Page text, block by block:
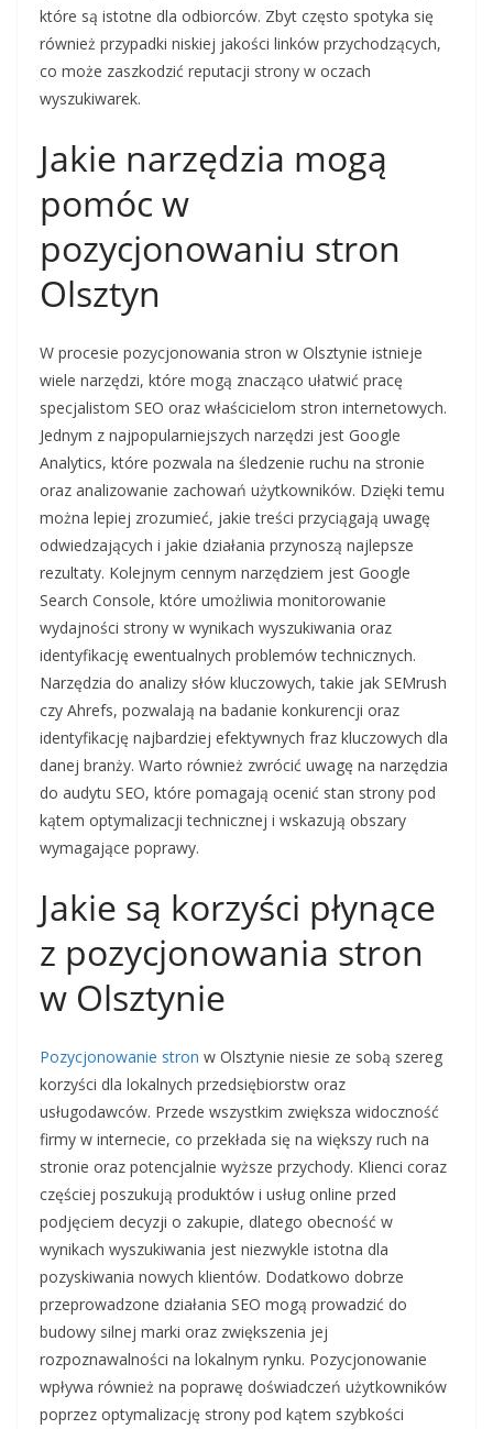
które są istotne dla odbiorców. Zbyt często spotyka się
również przypadki niskiej jakości linków przychodzących,
co może zaszkodzić reputacji strony w oczach
wyszukiwarek.
Jakie narzędzia mogą
pomóc w
pozycjonowaniu stron
Olsztyn
W procesie pozycjonowania stron w Olsztynie istnieje
wiele narzędzi, które mogą znacząco ułatwić pracę
specjalistom SEO oraz właścicielom stron internetowych.
Jednym z najpopularniejszych narzędzi jest Google
Analytics, które pozwala na śledzenie ruchu na stronie
oraz analizowanie zachowań użytkowników. Dzięki temu
można lepiej zrozumieć, jakie treści przyciągają uwagę
odwiedzających i jakie działania przynoszą najlepsze
rezultaty. Kolejnym cennym narzędziem jest Google
Search Console, które umożliwia monitorowanie
wydajności strony w wynikach wyszukiwania oraz
identyfikację ewentualnych problemów technicznych.
Narzędzia do analizy słów kluczowych, takie jak SEMrush
czy Ahrefs, pozwalają na badanie konkurencji oraz
identyfikację najbardziej efektywnych fraz kluczowych dla
danej branży. Warto również zwrócić uwagę na narzędzia
do audytu SEO, które pomagają ocenić stan strony pod
kątem optymalizacji technicznej i wskazują obszary
wymagające poprawy.
Jakie są korzyści płynące
z pozycjonowania stron
w Olsztynie
Pozycjonowanie stron w Olsztynie niesie ze sobą szereg
korzyści dla lokalnych przedsiębiorstw oraz
usługodawców. Przede wszystkim zwiększa widoczność
firmy w internecie, co przekłada się na większy ruch na
stronie oraz potencjalnie wyższe przychody. Klienci coraz
częściej poszukują produktów i usług online przed
podjęciem decyzji o zakupie, dlatego obecność w
wynikach wyszukiwania jest niezwykle istotna dla
pozyskiwania nowych klientów. Dodatkowo dobrze
przeprowadzone działania SEO mogą prowadzić do
budowy silnej marki oraz zwiększenia jej
rozpoznawalności na lokalnym rynku. Pozycjonowanie
wpływa również na poprawę doświadczeń użytkowników
poprzez optymalizację strony pod kątem szybkości